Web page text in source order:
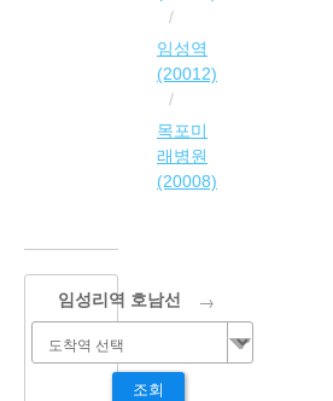
임성역
(20012)
목포미
래병원
(20008)
임성리역 호남선 →
조회